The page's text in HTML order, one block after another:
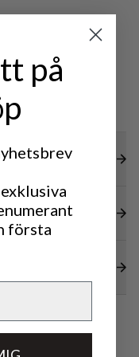
på
första